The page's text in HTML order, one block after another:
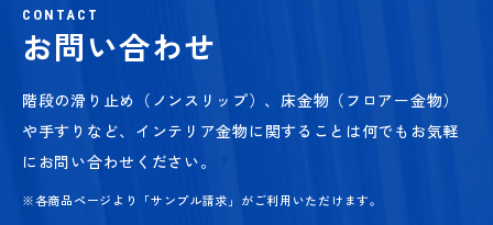
CONTACT
お問い合わせ
階段の滑り止め（ノンスリップ）、床金物（フロアー金物）
や手すりなど、 インテリア金物に関することは何でもお気軽
にお問い合わせください。
※各商品ページより「サンプル請求」がご利用いただけます。